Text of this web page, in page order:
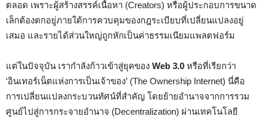
ตลอด เพราะผู้สร้างสรรค์เนื้อหา (Creators) หรือผู้ประกอบการขนาด
เล็กต้องตกอยู่ภายใต้การควบคุมของกฎระเบียบที่เปลี่ยนแปลงอยู่
เสมอ และรายได้ส่วนใหญ่ถูกหักเป็นค่าธรรมเนียมแพลตฟอร์ม
แต่ในปัจจุบัน เรากำลังก้าวเข้าสู่ยุคของ Web 3.0 หรือที่เรียกว่า
‘อินเทอร์เน็ตแห่งการเป็นเจ้าของ’ (The Ownership Internet) นี่คือ
การเปลี่ยนแปลงกระบวนทัศน์ที่สำคัญ โดยย้ายอำนาจจากการรวม
ศูนย์ไปสู่การกระจายอำนาจ (Decentralization) ผ่านเทคโนโลยี